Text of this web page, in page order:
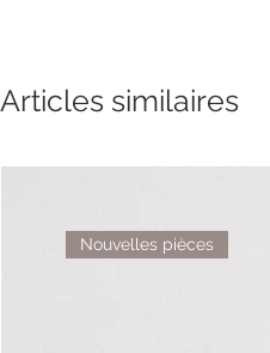
Articles similaires
Nouvelles pièces